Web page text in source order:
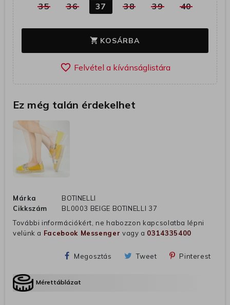
35 36 37 38 39 40
shopping_cart KOSÁRBA
favorite_border
Ez még talán érdekelhet
Márka
BOTINELLI
Cikkszám
BL0003 BEIGE BOTINELLI 37
További információkért, ne habozzon kapcsolatba lépni
velünk a Facebook Messenger vagy a 0314335400
Megosztás Tweet Pinterest
Mérettáblázat